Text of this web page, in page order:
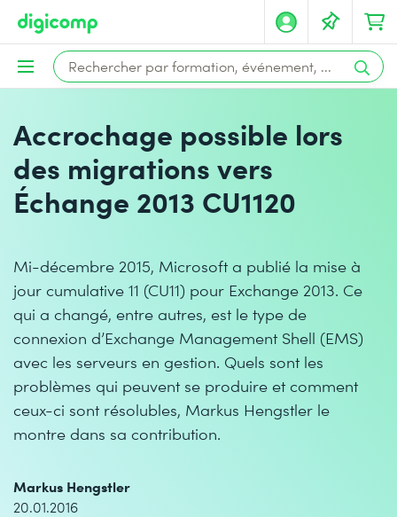
Accrochage possible lors
des migrations vers
Échange 2013 CU1120
Mi-décembre 2015, Microsoft a publié la mise à
jour cumulative 11 (CU11) pour Exchange 2013. Ce
qui a changé, entre autres, est le type de
connexion d’Exchange Management Shell (EMS)
avec les serveurs en gestion. Quels sont les
problèmes qui peuvent se produire et comment
ceux-ci sont résolubles, Markus Hengstler le
montre dans sa contribution.
Markus Hengstler
20.01.2016